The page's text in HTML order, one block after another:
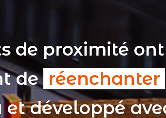
de proximité
de réenchanter
et développé